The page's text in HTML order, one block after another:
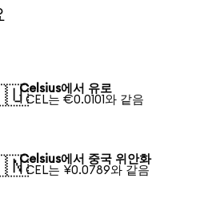
Celsius에서 유로
1 CEL는 €0.0101와 같음
Celsius에서 중국 위안화
1 CEL는 ¥0.0789와 같음